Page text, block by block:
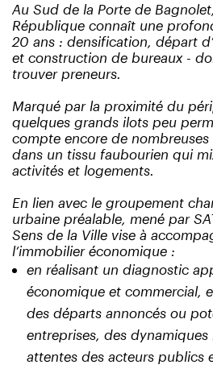
Au Sud de la Porte de
République connaît une
20 ans : densification, départ
et construction de bureaux -
trouver preneurs.
Marqué par la proximité du
quelques grands ilots peu
compte encore de
dans un tissu faubourien qui
activités et logements.
En lien avec le groupement
urbaine préalable, mené par
Sens de la Ville vise à
l’immobilier économique :
en réalisant un diagnostic
économique et commercial,
des départs annoncés ou
entreprises, des dynamiques
attentes des acteurs publics